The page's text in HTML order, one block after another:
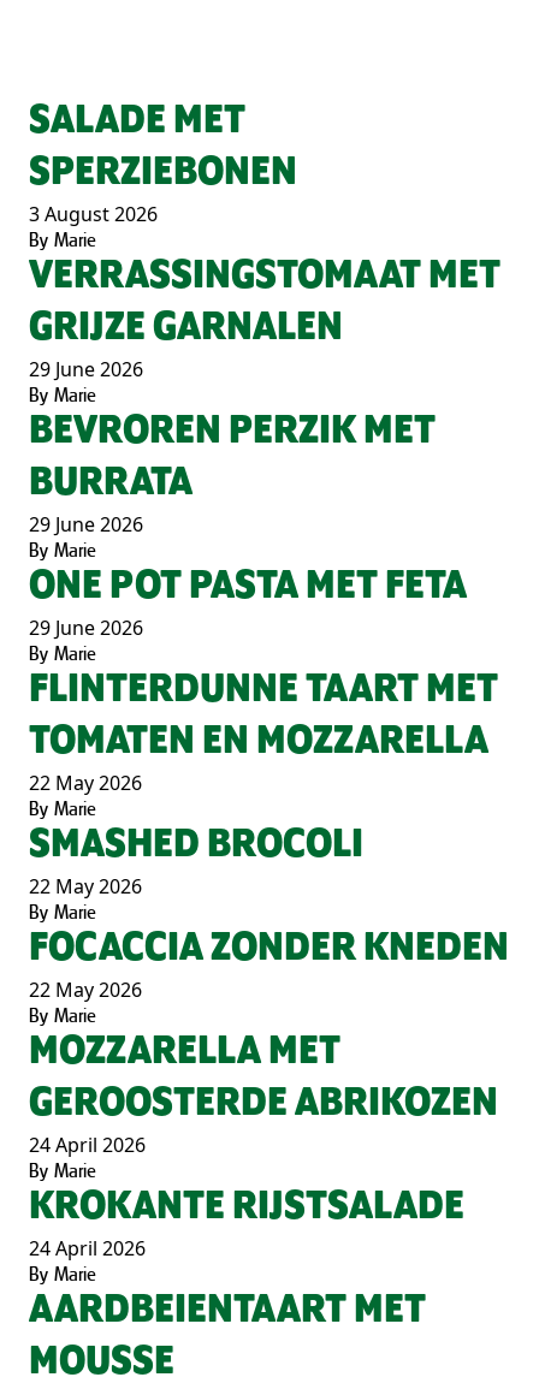
SALADE MET
SPERZIEBONEN
3 August 2026
By Marie
VERRASSINGSTOMAAT MET
GRIJZE GARNALEN
29 June 2026
By Marie
BEVROREN PERZIK MET
BURRATA
29 June 2026
By Marie
ONE POT PASTA MET FETA
29 June 2026
By Marie
FLINTERDUNNE TAART MET
TOMATEN EN MOZZARELLA
22 May 2026
By Marie
SMASHED BROCOLI
22 May 2026
By Marie
FOCACCIA ZONDER KNEDEN
22 May 2026
By Marie
MOZZARELLA MET
GEROOSTERDE ABRIKOZEN
24 April 2026
By Marie
KROKANTE RIJSTSALADE
24 April 2026
By Marie
AARDBEIENTAART MET
MOUSSE